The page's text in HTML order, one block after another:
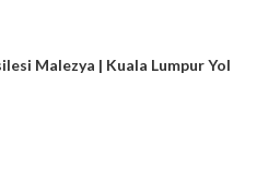
Malezya | Kuala Lumpur Yol